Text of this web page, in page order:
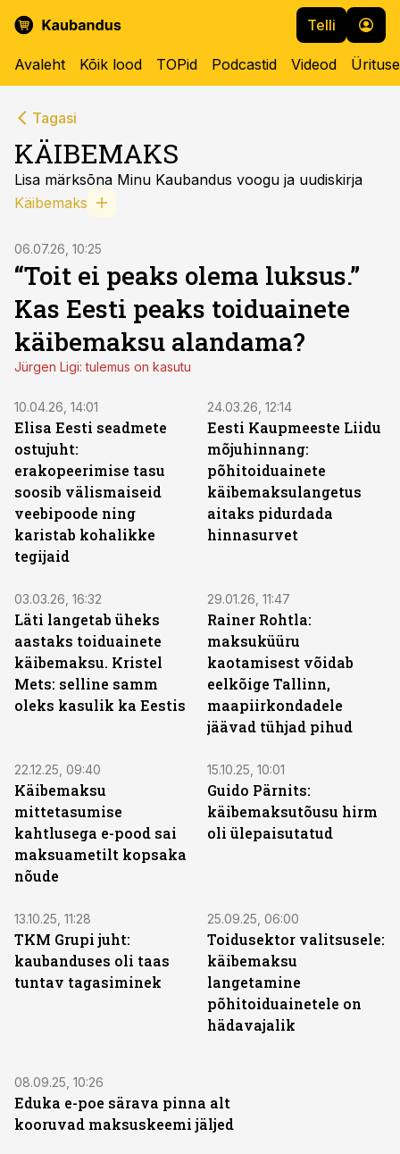
Telli
Avaleht Kõik lood TOPid Podcastid Videod
Tagasi
KÄIBEMAKS
Lisa märksõna Minu Kaubandus voogu ja uudiskirja
Käibemaks
06.07.26, 10:25
“Toit ei peaks olema luksus.”
Kas Eesti peaks toiduainete
käibemaksu alandama?
Jürgen Ligi: tulemus on kasutu
10.04.26, 14:01
Elisa Eesti seadmete
ostujuht:
erakopeerimise tasu
soosib välismaiseid
veebipoode ning
karistab kohalikke
tegijaid
24.03.26, 12:14
Eesti Kaupmeeste Liidu
mõjuhinnang:
põhitoiduainete
käibemaksulangetus
aitaks pidurdada
hinnasurvet
03.03.26, 16:32
Läti langetab üheks
aastaks toiduainete
käibemaksu. Kristel
Mets: selline samm
oleks kasulik ka Eestis
29.01.26, 11:47
Rainer Rohtla:
maksuküüru
kaotamisest võidab
eelkõige Tallinn,
maapiirkondadele
jäävad tühjad pihud
22.12.25, 09:40
Käibemaksu
mittetasumise
kahtlusega e-pood sai
maksuametilt kopsaka
nõude
15.10.25, 10:01
Guido Pärnits:
käibemaksutõusu hirm
oli ülepaisutatud
13.10.25, 11:28
TKM Grupi juht:
kaubanduses oli taas
tuntav tagasiminek
25.09.25, 06:00
Toidusektor valitsusele:
käibemaksu
langetamine
põhitoiduainetele on
hädavajalik
08.09.25, 10:26
Eduka e-poe särava pinna alt
kooruvad maksuskeemi jäljed